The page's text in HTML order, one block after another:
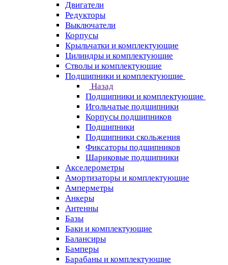
Двигатели
Редукторы
Выключатели
Корпусы
Крыльчатки и комплектующие
Цилиндры и комплектующие
Стволы и комплектующие
Подшипники и комплектующие
Назад
Подшипники и комплектующие
Игольчатые подшипники
Корпусы подшипников
Подшипники
Подшипники скольжения
Фиксаторы подшипников
Шариковые подшипники
Акселерометры
Амортизаторы и комплектующие
Амперметры
Анкеры
Антенны
Базы
Баки и комплектующие
Балансиры
Бамперы
Барабаны и комплектующие